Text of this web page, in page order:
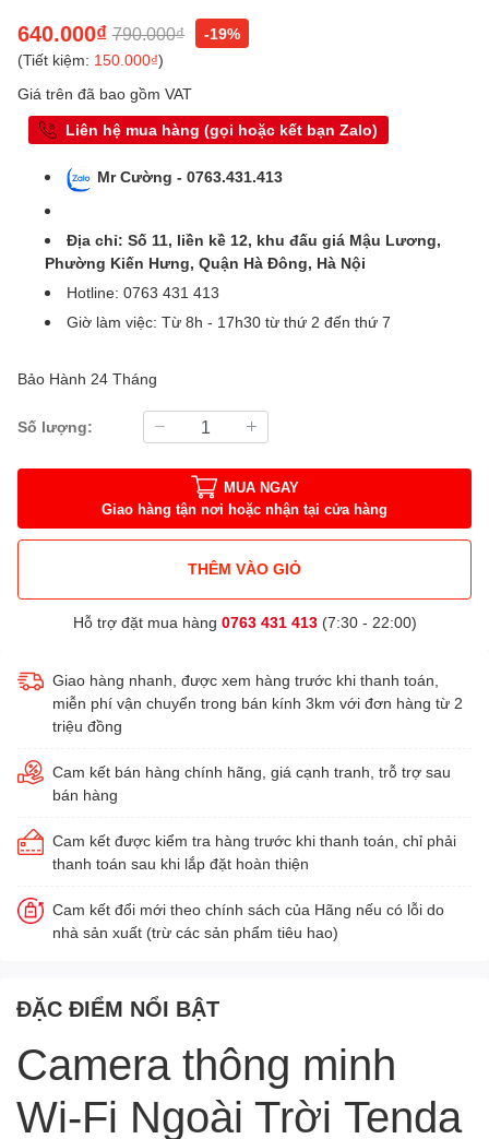
640.000₫ 790.000₫
-19%
(Tiết kiệm: 150.000₫)
Giá trên đã bao gồm VAT
Liên hệ mua hàng (gọi hoặc kết bạn Zalo)
Mr Cường - 0763.431.413
Địa chỉ: Số 11, liền kề 12, khu đấu giá Mậu Lương,
Phường Kiến Hưng, Quận Hà Đông, Hà Nội
Hotline: 0763 431 413
Giờ làm việc: Từ 8h - 17h30 từ thứ 2 đến thứ 7
Bảo Hành 24 Tháng
Số lượng:
MUA NGAY
Giao hàng tận nơi hoặc nhận tại cửa hàng
THÊM VÀO GIỎ
Hỗ trợ đặt mua hàng 0763 431 413(7:30 - 22:00)
Giao hàng nhanh, được xem hàng trước khi thanh toán,
miễn phí vận chuyển trong bán kính 3km với đơn hàng từ 2
triệu đồng
Cam kết bán hàng chính hãng, giá cạnh tranh, trỗ trợ sau
bán hàng
Cam kết được kiểm tra hàng trước khi thanh toán, chỉ phải
thanh toán sau khi lắp đặt hoàn thiện
Cam kết đổi mới theo chính sách của Hãng nếu có lỗi do
nhà sản xuất (trừ các sản phẩm tiêu hao)
ĐẶC ĐIỂM NỔI BẬT
Camera thông minh
Wi-Fi Ngoài Trời Tenda